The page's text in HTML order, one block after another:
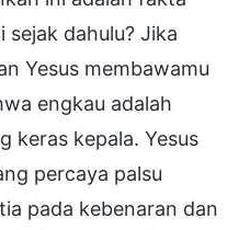
sejak dahulu? Jika
Yesus membawamu
engkau adalah
keras kepala. Yesus
percaya palsu
pada kebenaran dan